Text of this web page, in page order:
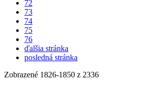
72
73
74
75
76
ďalšia stránka
posledná stránka
Zobrazené 1826-1850 z 2336